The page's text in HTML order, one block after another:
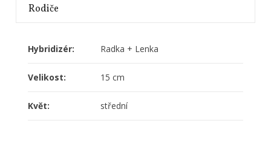
Rodiče
Hybridizér: Radka + Lenka
Velikost: 15 cm
Květ: střední